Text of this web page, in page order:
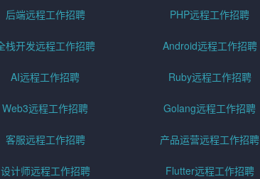
后端远程工作招聘 PHP远程工作招聘
栈开发远程工作招聘 Android远程工作招聘
AI远程工作招聘 Ruby远程工作招聘
Web3远程工作招聘 Golang远程工作招聘
客服远程工作招聘 产品运营远程工作招聘
设计师远程工作招聘 Flutter远程工作招聘